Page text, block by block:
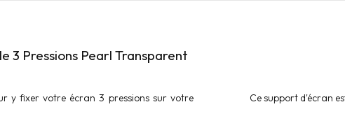
3 Pressions Pearl Transparent
y fixer votre écran 3 pressions sur votre
Ce support d'écran